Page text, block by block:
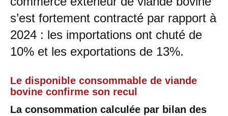
s’est fortement contracté par rapport à
2024 : les importations ont chuté de
10% et les exportations de 13%.
Le disponible consommable de viande
bovine confirme son recul
La consommation calculée par bilan des